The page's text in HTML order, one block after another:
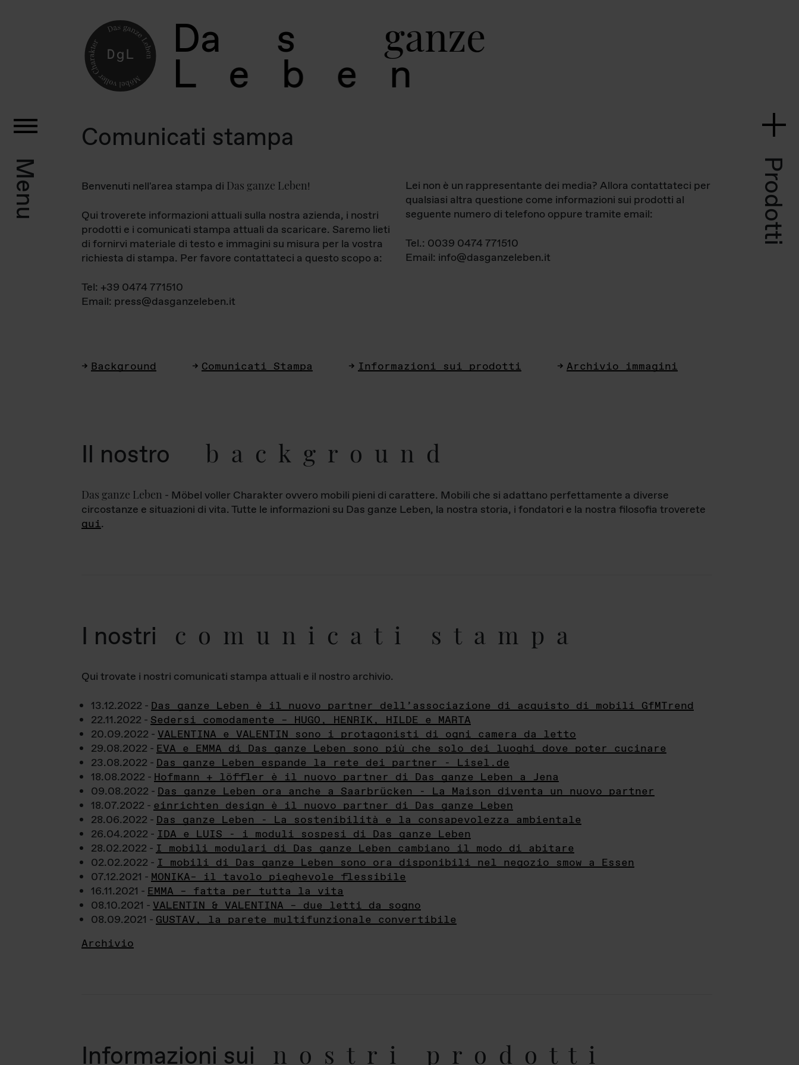
Da s ganz
L e b e
Menu Prodotti
Comunicati stampa
Benvenuti nell'area stampa di Das ganze Leben!
Qui troverete informazioni attuali sulla nostra azienda, i nostri
prodotti e i comunicati stampa attuali da scaricare. Saremo lieti
di fornirvi materiale di testo e immagini su misura per la vostra
richiesta di stampa. Per favore contattateci a questo scopo a:
Tel: +39 0474 771510
Email: press@dasganzeleben.it
Lei non è un rappresentante dei media? Allora contattateci per
qualsiasi altra questione come informazioni sui prodotti al
seguente numero di telefono oppure tramite email:
Tel.: 0039 0474 771510
Email: info@dasganzeleben.it
Background Comunicati Stampa Informazioni sui prodotti Archivio immagini
Il nostro background
Das ganze Leben - Möbel voller Charakter ovvero mobili pieni di carattere. Mobili che si adattano perfettamente a diverse
circostanze e situazioni di vita. Tutte le informazioni su Das ganze Leben, la nostra storia, i fondatori e la nostra filosofia troverete
qui.
I nostri comunicati stampa
Qui trovate i nostri comunicati stampa attuali e il nostro archivio.
13.12.2022 - Das ganze Leben è il nuovo partner dell’associazione di acquisto di mobili GfMTrend
22.11.2022 - Sedersi comodamente – HUGO, HENRIK, HILDE e MARTA
20.09.2022 - VALENTINA e VALENTIN sono i protagonisti di ogni camera da letto
29.08.2022 - EVA e EMMA di Das ganze Leben sono più che solo dei luoghi dove poter cucinare
23.08.2022 - Das ganze Leben espande la rete dei partner - Lisel.de
18.08.2022 - Hofmann + löffler è il nuovo partner di Das ganze Leben a Jena
09.08.2022 - Das ganze Leben ora anche a Saarbrücken - La Maison diventa un nuovo partner
18.07.2022 - einrichten design è il nuovo partner di Das ganze Leben
28.06.2022 - Das ganze Leben - La sostenibilità e la consapevolezza ambientale
26.04.2022 - IDA e LUIS - i moduli sospesi di Das ganze Leben
28.02.2022 - I mobili modulari di Das ganze Leben cambiano il modo di abitare
02.02.2022 - I mobili di Das ganze Leben sono ora disponibili nel negozio smow a Essen
07.12.2021 - MONIKA– il tavolo pieghevole flessibile
16.11.2021 - EMMA – fatta per tutta la vita
08.10.2021 - VALENTIN & VALENTINA – due letti da sogno
08.09.2021 - GUSTAV, la parete multifunzionale convertibile
Archivio
Informazioni sui nostri prodotti